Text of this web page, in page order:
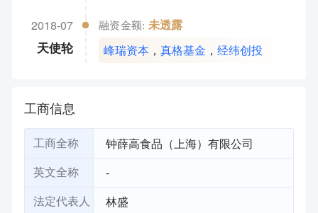
2018-07
天使轮
融资金额: 未透露
峰瑞资本 ，真格基金 ，经纬创投
工商信息
工商全称 钟薛高食品（上海）有限公司
英文全称 -
法定代表人 林盛